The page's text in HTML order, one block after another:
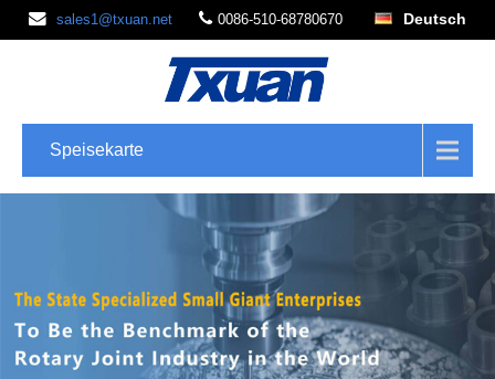
sales1@txuan.net 0086-510-68780670 Deutsch
Speisekarte